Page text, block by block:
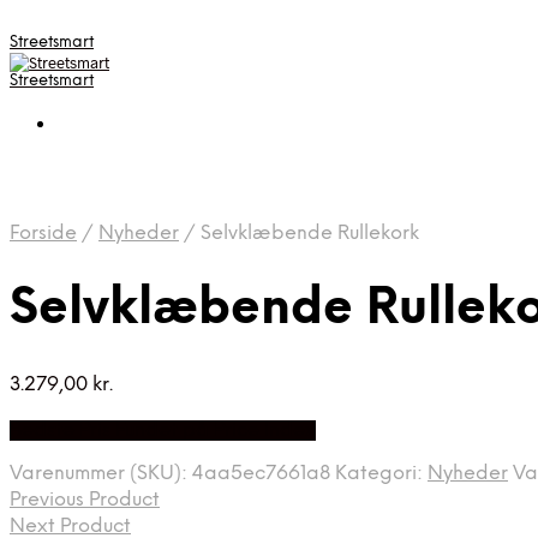
Streetsmart
Streetsmart
Forside / Nyheder / Selvklæbende Rullekork
Selvklæbende
3.279,00 kr.
Varenummer (SKU): 4aa5ec7661a8 Kategori: Nyheder
Previous Product
Next Product